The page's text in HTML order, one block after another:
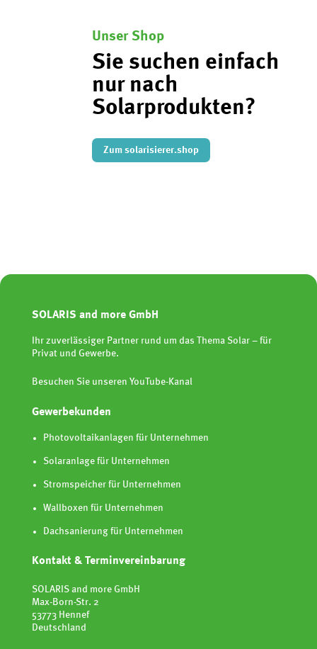
Unser Shop
Sie suchen einfach
nur nach
Solarprodukten?
Zum solarisierer.shop
SOLARIS and more GmbH
Ihr zuverlässiger Partner rund um das Thema Solar – für
Privat und Gewerbe.
Besuchen Sie unseren YouTube-Kanal
Gewerbekunden
Photovoltaikanlagen für Unternehmen
Solaranlage für Unternehmen
Stromspeicher für Unternehmen
Wallboxen für Unternehmen
Dachsanierung für Unternehmen
Kontakt & Terminvereinbarung
SOLARIS and more GmbH
Max-Born-Str. 2
53773 Hennef
Deutschland